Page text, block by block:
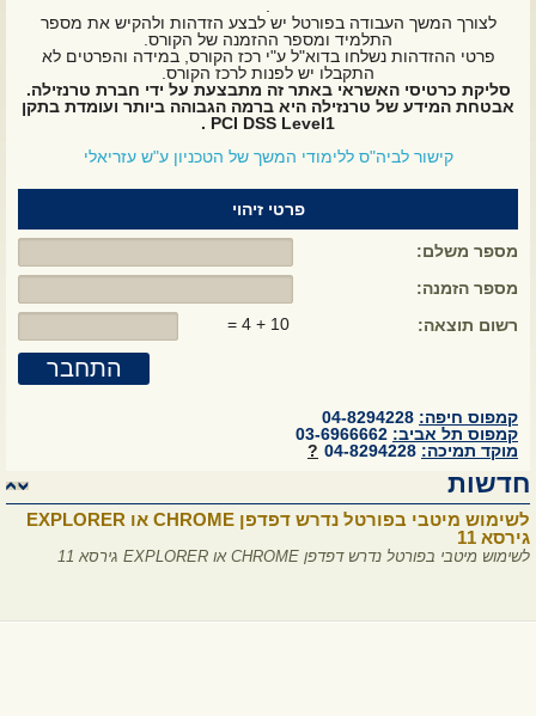
לצורך המשך העבודה בפורטל יש לבצע הזדהות ולהקיש את מספר
התלמיד ומספר ההזמנה של הקורס.
פרטי ההזדהות נשלחו בדוא"ל ע"י רכז הקורס, במידה והפרטים לא
התקבלו יש לפנות לרכז הקורס.
סליקת כרטיסי האשראי באתר זה מתבצעת על ידי חברת טרנזילה.
אבטחת המידע של טרנזילה היא ברמה הגבוהה ביותר ועומדת בתקן
PCI DSS Level1 .
קישור לביה"ס ללימודי המשך של הטכניון ע"ש עזריאלי
פרטי זיהוי
מספר משלם:
מספר הזמנה:
רשום תוצאה:
10 + 4 =
קמפוס חיפה:
קמפוס תל אביב:
מוקד תמיכה: 8294228
?
חדשות
גירסא 11
לשימוש מיטבי בפורטל נדרש דפדפן CHROME או EXPLORER גירסא 11
לשימוש מיטבי בפורטל נדרש דפדפן CHROME או EXPLORER
גירסא 11
לשימוש מיטבי בפורטל נדרש דפדפן CHROME או EXPLORER גירסא 11